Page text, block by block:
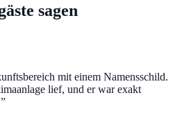
sagen
mit einem Namensschild.
lief, und er war exakt
”